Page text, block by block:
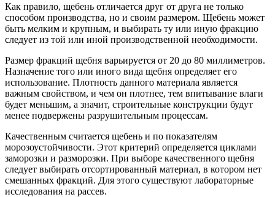
Как правило, щебень отличается друг от друга не только
способом производства, но и своим размером. Щебень может
быть мелким и крупным, и выбирать ту или иную фракцию
следует из той или иной производственной необходимости.
Размер фракций щебня варьируется от 20 до 80 миллиметров.
Назначение того или иного вида щебня определяет его
использование. Плотность данного материала является
важным свойством, и чем он плотнее, тем впитывание влаги
будет меньшим, а значит, строительные конструкции будут
менее подвержены разрушительным процессам.
Качественным считается щебень и по показателям
морозоустойчивости. Этот критерий определяется циклами
заморозки и разморозки. При выборе качественного щебня
следует выбирать отсортированный материал, в котором нет
смешанных фракций. Для этого существуют лабораторные
исследования на рассев.